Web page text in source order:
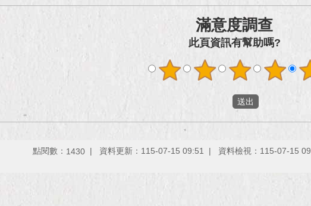
滿意度調查
此頁資訊有幫助嗎?
點閱數： 1430 資料更新：115-07-15 09:51 資料檢視：115-07-15